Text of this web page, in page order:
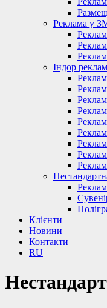
Реклама у
Індор
Клієнти
Новини
Контакти
RU